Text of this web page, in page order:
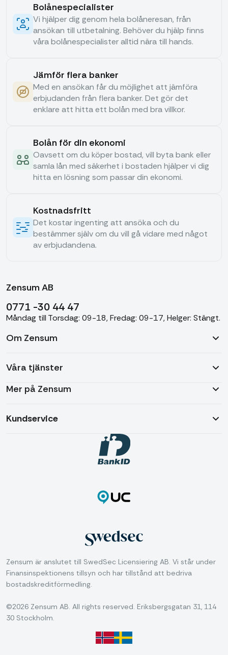
Bolånespecialister
Vi hjälper dig genom hela bolåneresan, från
ansökan till utbetalning. Behöver du hjälp finns
våra bolånespecialister alltid nära till hands.
Jämför flera banker
Med en ansökan får du möjlighet att jämföra
erbjudanden från flera banker. Det gör det
enklare att hitta ett bolån med bra villkor.
Bolån för din ekonomi
Oavsett om du köper bostad, vill byta bank eller
samla lån med säkerhet i bostaden hjälper vi dig
hitta en lösning som passar din ekonomi.
Kostnadsfritt
Det kostar ingenting att ansöka och du
bestämmer själv om du vill gå vidare med något
av erbjudandena.
Kundservice
Våra tjänster
Mer på Zensum
Zensum AB
0771 -30 44 47
Måndag till Torsdag: 09-18, Fredag: 09-17, Helger: Stängt.
Om Zensum
Zensum är anslutet till SwedSec Licensiering AB. Vi står under
Finansinspektionens tillsyn och har tillstånd att bedriva
bostadskreditförmedling.
©2026 Zensum AB. All rights reserved. Eriksbergsgatan 31, 114
30 Stockholm.